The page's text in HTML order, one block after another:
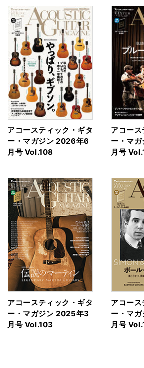
アコースティック・ギタ
ー・マガジン 2026年6
月号 Vol.108
アコー
ー・マ
月号
アコースティック・ギタ
ー・マガジン 2025年3
月号 Vol.103
アコー
ー・マ
月号